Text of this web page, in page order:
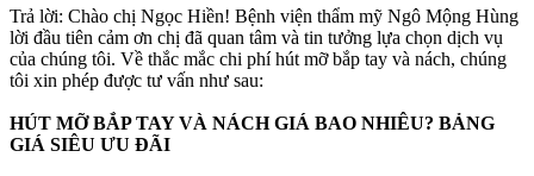
Trả lời: Chào chị Ngọc Hiền! Bệnh viện thẩm mỹ Ngô Mộng Hùng
lời đầu tiên cảm ơn chị đã quan tâm và tin tưởng lựa chọn dịch vụ
của chúng tôi. Về thắc mắc chi phí hút mỡ bắp tay và nách, chúng
tôi xin phép được tư vấn như sau:
HÚT MỠ BẮP TAY VÀ NÁCH GIÁ BAO NHIÊU? BẢNG
GIÁ SIÊU ƯU ĐÃI